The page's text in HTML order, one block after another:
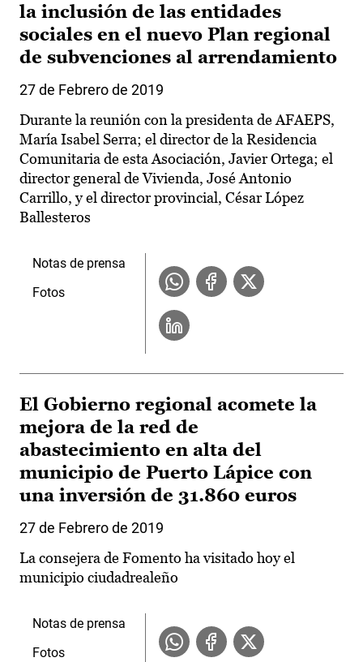
la inclusión de las entidades
sociales en el nuevo Plan regional
de subvenciones al arrendamiento
27 de Febrero de 2019
Durante la reunión con la presidenta de AFAEPS,
María Isabel Serra; el director de la Residencia
Comunitaria de esta Asociación, Javier Ortega; el
director general de Vivienda, José Antonio
Carrillo, y el director provincial, César López
Ballesteros
Notas de prensa
Fotos
El Gobierno regional acomete la
mejora de la red de
abastecimiento en alta del
municipio de Puerto Lápice con
una inversión de 31.860 euros
27 de Febrero de 2019
La consejera de Fomento ha visitado hoy el
municipio ciudadrealeño
Notas de prensa
Fotos